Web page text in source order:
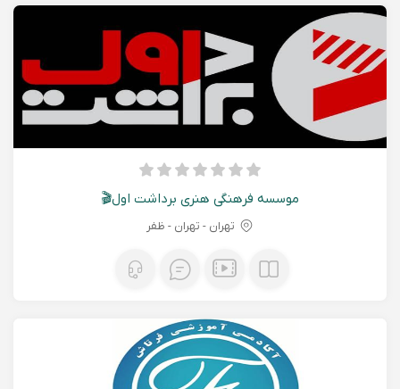
موسسه فرهنگی هنری برداشت اول🎬
تهران - تهران - ظفر